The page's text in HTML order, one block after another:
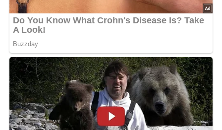
Das Huhn gar kochen.
Gemüse vorbereiten:
schneiden.
Etwa 30 Minuten vor Ende der Garzeit des Huhns
das vorbereitete Gemüse in die Brühe geben und
mit garkochen.
Weitere Zutaten hinzufügen:
Das Huhn aus der Brühe nehmen und beiseite
legen.